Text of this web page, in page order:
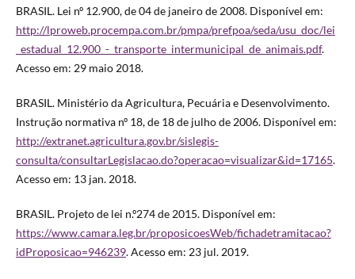
BRASIL. Lei nº 12.900, de 04 de janeiro de 2008. Disponível em:
http://lproweb.procempa.com.br/pmpa/prefpoa/seda/usu_doc/lei
_estadual_12.900_-_transporte_intermunicipal_de_animais.pdf.
Acesso em: 29 maio 2018.
BRASIL. Ministério da Agricultura, Pecuária e Desenvolvimento.
Instrução normativa nº 18, de 18 de julho de 2006. Disponível em:
http://extranet.agricultura.gov.br/sislegis-
consulta/consultarLegislacao.do?operacao=visualizar&id=17165.
Acesso em: 13 jan. 2018.
BRASIL. Projeto de lei n.º274 de 2015. Disponível em:
https://www.camara.leg.br/proposicoesWeb/fichadetramitacao?
idProposicao=946239. Acesso em: 23 jul. 2019.